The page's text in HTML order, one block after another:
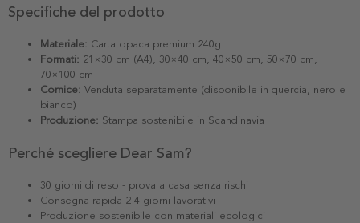
Specifiche del prodotto
Materiale: Carta opaca premium 240g
Formati: 21×30 cm (A4), 30×40 cm, 40×50 cm, 50×70 cm,
70×100 cm
Cornice: Venduta separatamente (disponibile in quercia, nero e
bianco)
Produzione: Stampa sostenibile in Scandinavia
Perché scegliere Dear Sam?
30 giorni di reso - prova a casa senza rischi
Consegna rapida 2-4 giorni lavorativi
Produzione sostenibile con materiali ecologici